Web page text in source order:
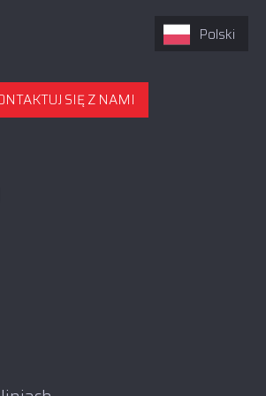
SIĘ Z NAMI
Polski